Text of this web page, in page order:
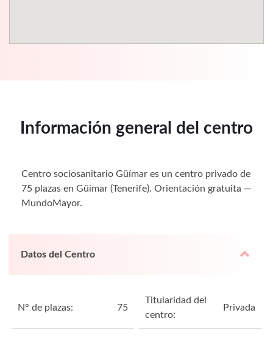
Información general del centro
Centro sociosanitario Güímar es un centro privado de
75 plazas en Güímar (Tenerife). Orientación gratuita —
MundoMayor.
Datos del Centro
N° de plazas: 75
Titularidad del
centro:
Privada